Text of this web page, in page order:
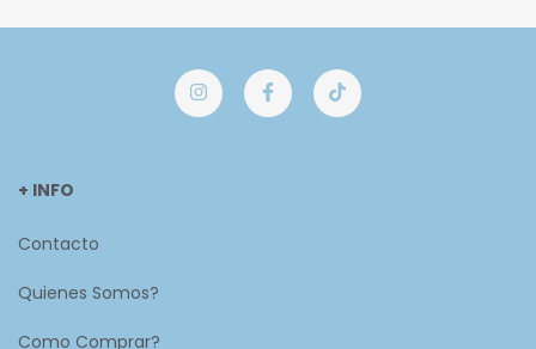
+ INFO
Contacto
Quienes Somos?
Como Comprar?